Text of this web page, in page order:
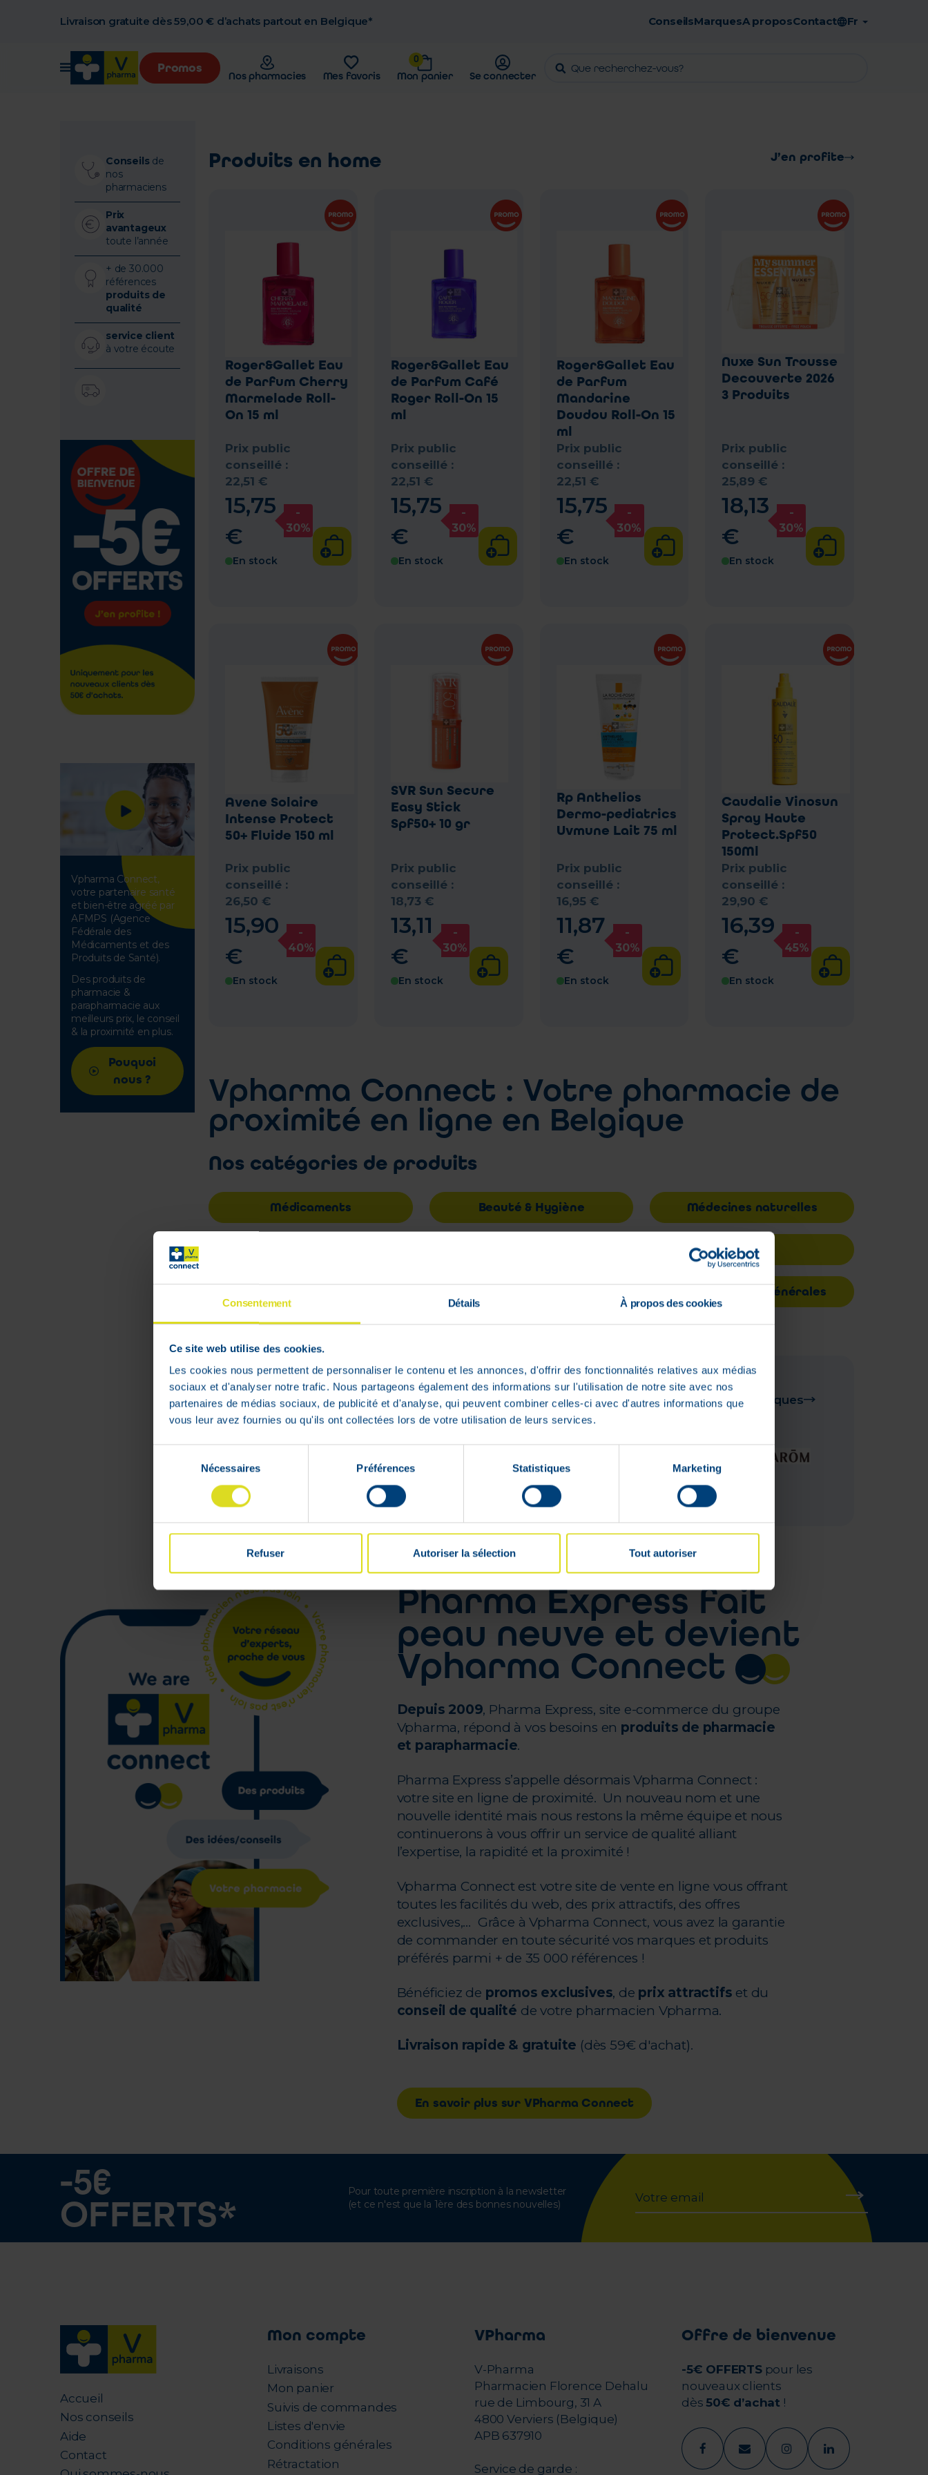
Consentement Détails À propos des cookies
Ce site web utilise des cookies.
Les cookies nous permettent de personnaliser le contenu et les annonces, d'offrir des fonctionnalités relatives aux médias
sociaux et d'analyser notre trafic. Nous partageons également des informations sur l'utilisation de notre site avec nos
partenaires de médias sociaux, de publicité et d'analyse, qui peuvent combiner celles-ci avec d'autres informations que
vous leur avez fournies ou qu'ils ont collectées lors de votre utilisation de leurs services.
consentement
Nécessaires Préférences Statistiques Marketing
Refuser Autoriser la sélection Tout autoriser
Livraison gratuite dès 59,00 € d’achats partout en Belgique* Retrait en pharmacie gratuit
ConseilsMarquesA proposContact Fr
Promos
Nos pharmacies Mes favoris
0
Mon panier Se connecter
Conseilsde
nos
pharmaciens
Prix
avantageux
toute l’année
+ de 30.000
références
produits de
qualité
service client
à votre écoute
Vpharma Connect,
votre partenaire santé
et bien-être agréé par
AFMPS (Agence
Fédérale des
Médicaments et des
Produits de Santé).
Des produits de
pharmacie &
parapharmacie aux
meilleurs prix, le conseil
& la proximité en plus.
Pouquoi
nous ?
Produits en home J’en profite
Roger&Gallet Eau
de Parfum Cherry
Marmelade Roll-
On 15 ml
Prix public
conseillé :
22,51 €
15,75
€
-
30%
En stock
Roger&Gallet Eau
de Parfum Café
Roger Roll-On 15
ml
Prix public
conseillé :
22,51 €
15,75
€
-
30%
En stock
Roger&Gallet Eau
de Parfum
Mandarine
Doudou Roll-On 15
ml
Prix public
conseillé :
22,51 €
15,75
€
-
30%
En stock
Nuxe Sun Trousse
Decouverte 2026
3 Produits
Prix public
conseillé :
25,89 €
18,13
€
-
30%
En stock
Avene Solaire
Intense Protect
50+ Fluide 150 ml
Prix public
conseillé :
26,50 €
15,90
€
-
40%
En stock
SVR Sun Secure
Easy Stick
Spf50+ 10 gr
Prix public
conseillé :
18,73€
13,11
€
-
30%
En stock
Rp Anthelios
Dermo-pediatrics
Uvmune Lait 75 ml
Prix public
conseillé :
16,95€
11,87
€
-
30%
En stock
Caudalie Vinosun
Spray Haute
Protect.Spf50
150Ml
Prix public
conseillé :
29,90 €
16,39
€
-
45%
En stock
Vpharma Connect : Votre pharmacie de
proximité en ligne en Belgique
Nos catégories de produits
Médicaments Beauté & Hygiène Médecines naturelles
Seniors
Marchandises générales
+ de 30.000 références produits Voir toutes nos marques
Pharma Express fait
peau neuve et devient
Vpharma Connect
Depuis 2009, Pharma Express, site e-commerce du groupe
Vpharma, répond à vos besoins en produits de pharmacie
et parapharmacie.
Pharma Express s’appelle désormais Vpharma Connect :
votre site en ligne de proximité. Un nouveau nom et une
nouvelle identité mais nous restons la même équipe et nous
continuerons à vous offrir un service de qualité alliant
l’expertise, la rapidité et la proximité !
Vpharma Connect est votre site de vente en ligne vous offrant
toutes les facilités du web, des prix attractifs, des offres
exclusives,… Grâce à Vpharma Connect, vous avez la garantie
de commander en toute sécurité vos marques et produits
préférés parmi + de 35 000 références !
Bénéficiez de promos exclusives, de prix attractifs et du
conseil de qualité de votre pharmacien Vpharma.
Livraison rapide & gratuite (dès 59€ d'achat).
En savoir plus sur VPharma Connect
-5€
OFFERTS*
Pour toute première inscription à la newsletter
(et ce n'est que la 1ère des bonnes nouvelles)
Accueil
Nos conseils
Aide
Contact
Mon compte
Livraisons
Mon panier
Suivis de commandes
Listes d'envie
Conditions générales
Rétractation
VPharma
V-Pharma
Pharmacien Florence Dehalu
rue de Limbourg, 31 A
4800 Verviers (Belgique)
APB 637910
Service de garde :
Offre de bienvenue
-5€ OFFERTSpour les
nouveaux clients
dès50€ d’achat !